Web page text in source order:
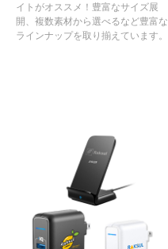
イトがオススメ！豊富なサイズ展
開、複数素材から選べるなど豊富な
ラインナップを取り揃えています。